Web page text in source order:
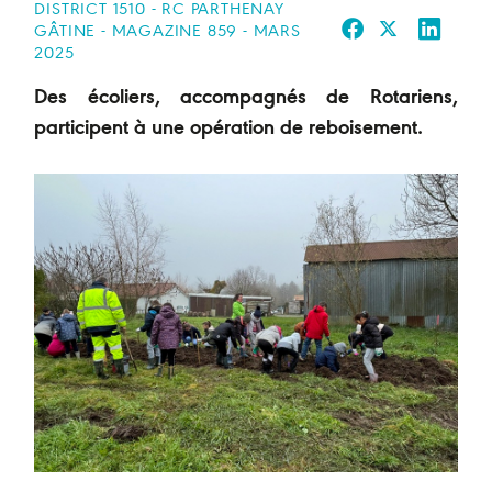
DISTRICT 1510 - RC PARTHENAY
GÂTINE - MAGAZINE 859 - MARS
2025
Des écoliers, accompagnés de Rotariens,
participent à une opération de reboisement.